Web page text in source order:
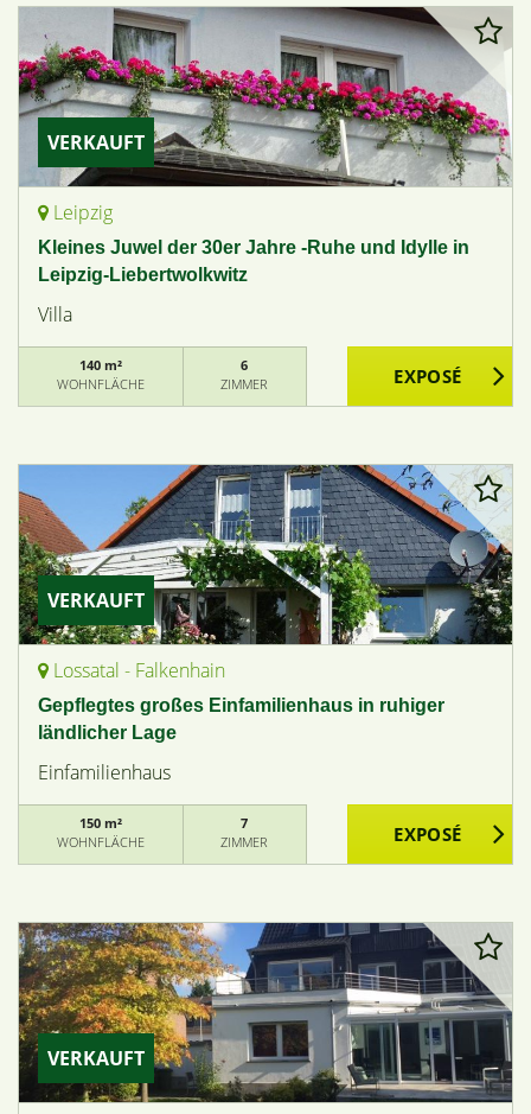
VERKAUFT
Leipzig
Kleines Juwel der 30er Jahre -Ruhe und Idylle in
Leipzig-Liebertwolkwitz
Villa
140 m²
WOHNFLÄCHE
6
ZIMMER
VERKAUFT
Lossatal - Falkenhain
Gepflegtes großes Einfamilienhaus in ruhiger
ländlicher Lage
Einfamilienhaus
150 m²
WOHNFLÄCHE
7
ZIMMER
VERKAUFT